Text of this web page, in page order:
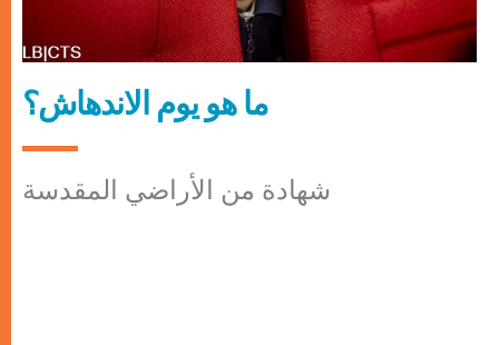
ما هو يوم الاندهاش؟
شهادة من الأراضي المقدسة